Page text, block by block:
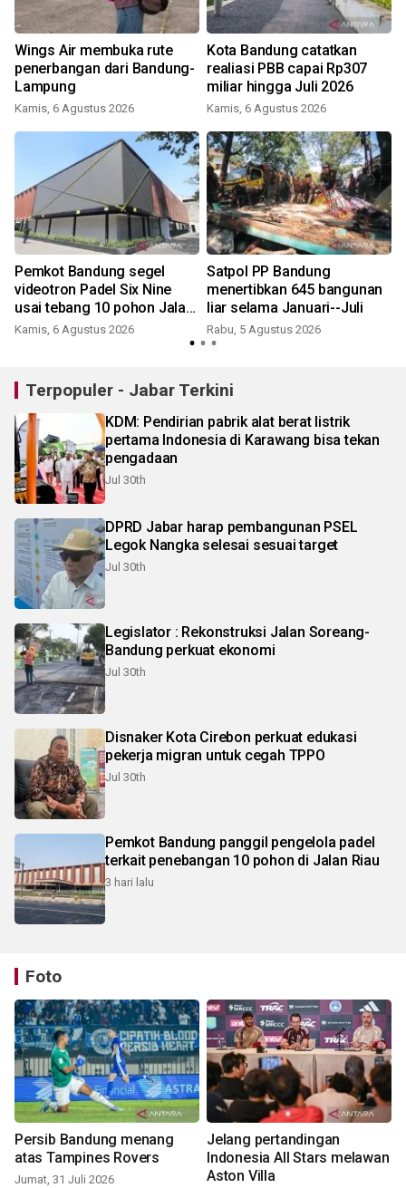
Wings Air membuka rute
penerbangan dari Bandung-
Lampung
Kamis, 6 Agustus 2026
Kota Bandung catatkan
realiasi PBB capai Rp307
miliar hingga Juli 2026
Kamis, 6 Agustus 2026
Pemkot Bandung segel
videotron Padel Six Nine
usai tebang 10 pohon Jalan
Riau
Kamis, 6 Agustus 2026
Satpol PP Bandung
menertibkan 645 bangunan
liar selama Januari--Juli
Rabu, 5 Agustus 2026
Terpopuler - Jabar Terkini
KDM: Pendirian pabrik alat berat listrik
pertama Indonesia di Karawang bisa tekan
pengadaan
Jul 30th
DPRD Jabar harap pembangunan PSEL
Legok Nangka selesai sesuai target
Jul 30th
Legislator : Rekonstruksi Jalan Soreang-
Bandung perkuat ekonomi
Jul 30th
Disnaker Kota Cirebon perkuat edukasi
pekerja migran untuk cegah TPPO
Jul 30th
Pemkot Bandung panggil pengelola padel
terkait penebangan 10 pohon di Jalan Riau
3 hari lalu
Foto
Persib Bandung menang
atas Tampines Rovers
Jumat, 31 Juli 2026
Jelang pertandingan
Indonesia All Stars melawan
Aston Villa